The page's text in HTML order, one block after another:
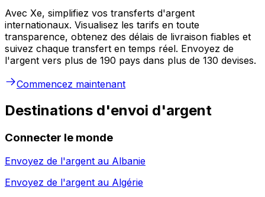
Avec Xe, simplifiez vos transferts d'argent
internationaux. Visualisez les tarifs en toute
transparence, obtenez des délais de livraison fiables et
suivez chaque transfert en temps réel. Envoyez de
l'argent vers plus de 190 pays dans plus de 130 devises.
Commencez maintenant
Destinations d'envoi d'argent
Connecter le monde
Envoyez de l'argent au Albanie
Envoyez de l'argent au Algérie